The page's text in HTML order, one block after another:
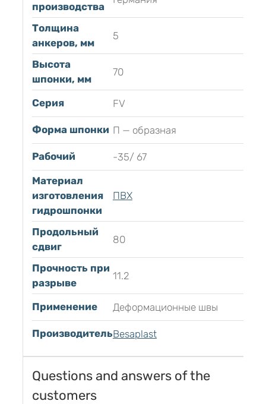
производства
Толщина
анкеров, мм
5
Высота
шпонки, мм
70
Серия FV
Форма шпонки П — образная
Рабочий
-35/ 67
Материал
изготовления
гидрошпонки
ПВХ
Продольный
сдвиг
80
Прочность при
разрыве
11.2
Применение Деформационные швы
ПроизводительBesaplast
Questions and answers of the
customers